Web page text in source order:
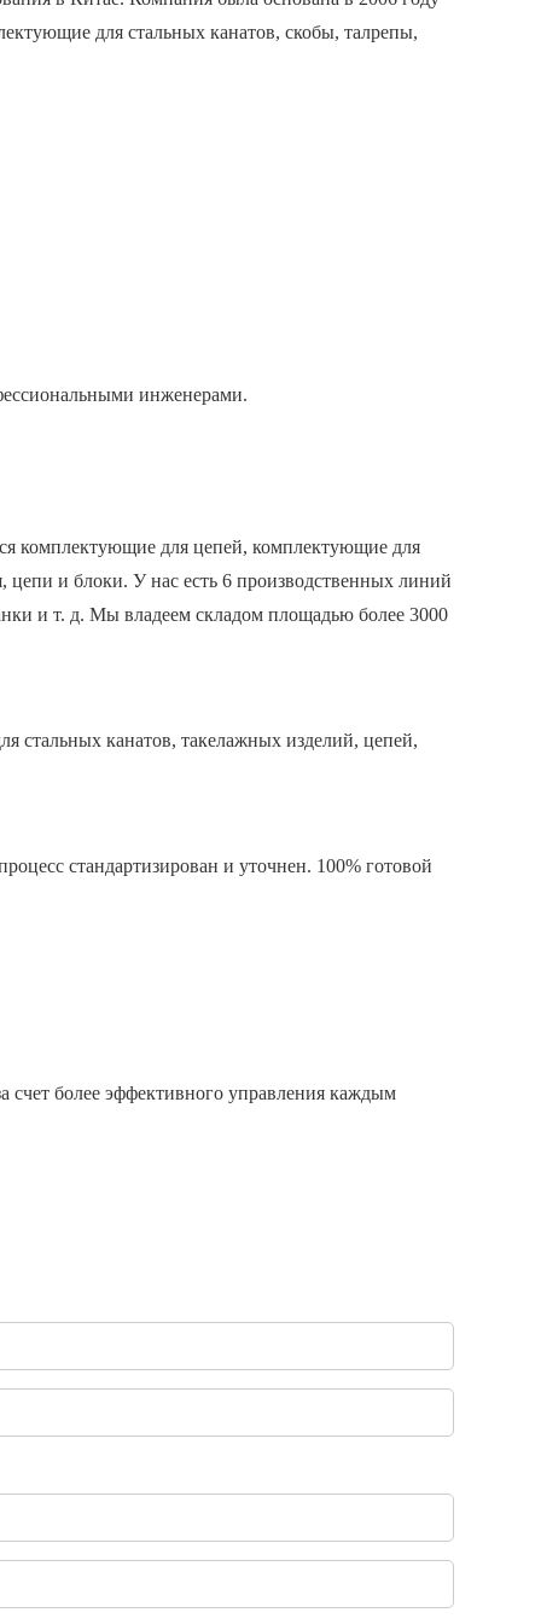
для стальных канатов, скобы, талрепы,
инженерами.
комплектующие для цепей, комплектующие для
цепи и блоки. У нас есть 6 производственных линий
и т. д. Мы владеем складом площадью более 3000
стальных канатов, такелажных изделий, цепей,
стандартизирован и уточнен. 100% готовой
счет более эффективного управления каждым